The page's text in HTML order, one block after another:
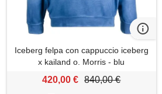
Iceberg felpa con cappuccio iceberg
x kailand o. Morris - blu
420,00 € 840,00 €